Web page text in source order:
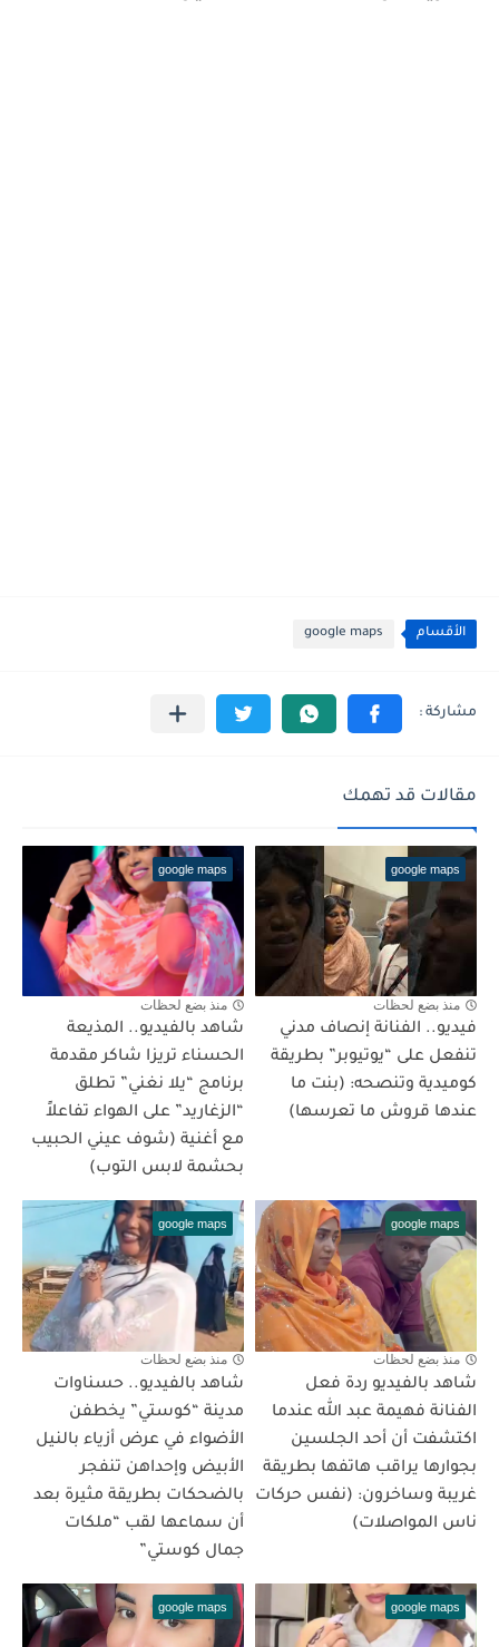
الأقسام google maps
مقالات قد تهمك
google maps
منذ بضع لحظات
فيديو.. الفنانة إنصاف مدني
تنفعل على “يوتيوبر” بطريقة
كوميدية وتنصحه: (بنت ما
عندها قروش ما تعرسها)
google maps
منذ بضع لحظات
شاهد بالفيديو.. المذيعة
الحسناء تريزا شاكر مقدمة
برنامج “يلا نغني” تطلق
“الزغاريد” على الهواء تفاعلاً
مع أغنية (شوف عيني الحبيب
بحشمة لابس التوب)
google maps
منذ بضع لحظات
شاهد بالفيديو ردة فعل
الفنانة فهيمة عبد الله عندما
اكتشفت أن أحد الجلسين
بجوارها يراقب هاتفها بطريقة
غريبة وساخرون: (نفس حركات
ناس المواصلات)
google maps
منذ بضع لحظات
شاهد بالفيديو.. حسناوات
مدينة “كوستي” يخطفن
الأضواء في عرض أزياء بالنيل
الأبيض وإحداهن تنفجر
بالضحكات بطريقة مثيرة بعد
أن سماعها لقب “ملكات
جمال كوستي”
google maps
google maps